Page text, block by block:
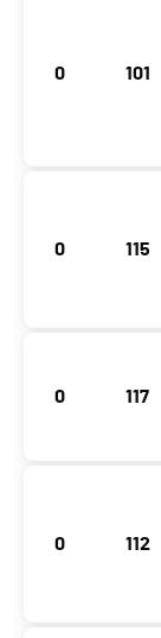
0 101
0 115
0 117
0 112